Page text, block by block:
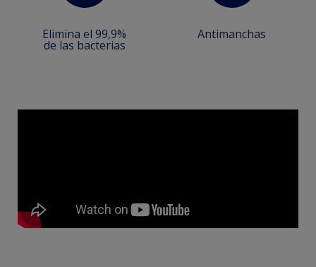
Elimina el 99,9%
de las bacterias
Antimanchas